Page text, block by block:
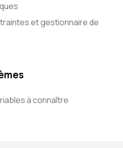
et gestionnaire de
à connaître